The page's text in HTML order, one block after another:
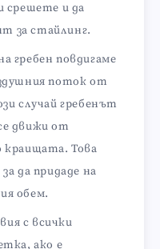
срешете и да
за стайлинг.
гребен повдигаме
поток от
случай гребенът
движи от
краищата. Това
да придаде на
обем.
с всички
ако е